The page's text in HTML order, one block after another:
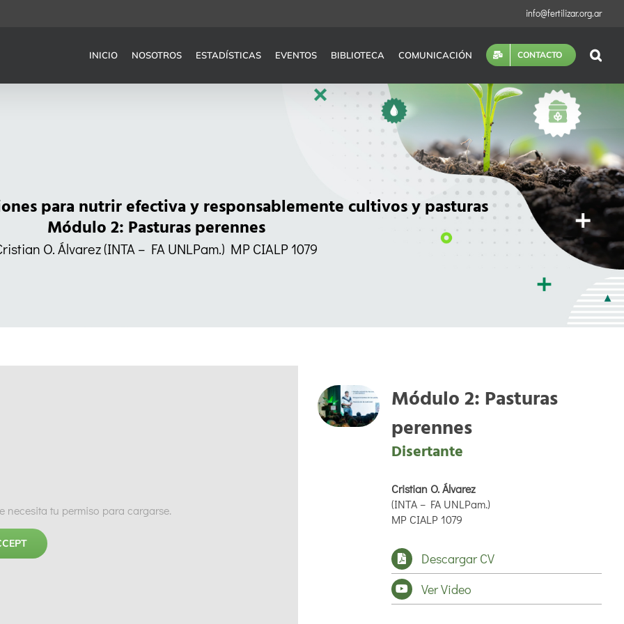
info@fertilizar.org.ar
INICIO NOSOTROS ESTADÍSTICAS EVENTOS BIBLIOTECA COMUNICACIÓN CONTACTO
para nutrir efectiva y responsablemente cultivos y pasturas
Módulo 2: Pasturas perennes
O. Álvarez (INTA – FA UNLPam.) MP CIALP 1079
necesita tu permiso para cargarse.
Módulo 2: Pasturas
perennes
Disertante
Cristian O. Álvarez
(INTA – FA UNLPam.)
MP CIALP 1079
Descargar CV
Ver Video